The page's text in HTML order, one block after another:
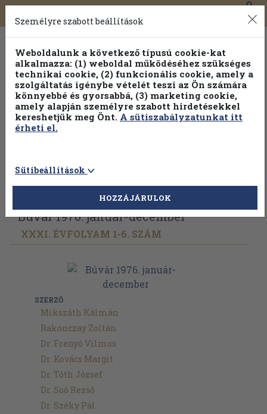
Toggle
navigation
0
Vissza az előző oldalra Válasszon példányt
Búvár 1976. január-december
XXXI. ÉVFOLYAM 1-6. SZÁM
SZERZŐ
Mikszáth Kálmán
Rakonczay Zoltán
Dr. Frenyó Vilmos
Dr. Kovács Margit
Dr. Tóth József
Dr. Soó Rezső
Dr. Széky Pál
Személyre szabott beállítások
Weboldalunk a következő típusú cookie-kat
alkalmazza: (1) weboldal működéséhez szükséges
technikai cookie, (2) funkcionális cookie, amely a
szolgáltatás igénybe vételét teszi az Ön számára
könnyebbé és gyorsabbá, (3) marketing cookie,
amely alapján személyre szabott hirdetésekkel
kereshetjük meg Önt. A sütiszabályzatunkat itt
érheti el.
Sütibeállítások
HOZZÁJÁRULOK